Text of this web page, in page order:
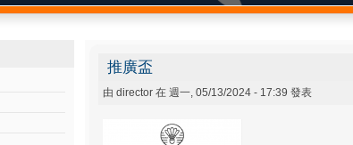
推廣盃
由 director在 週一, 05/13/2024 - 17:39 發表